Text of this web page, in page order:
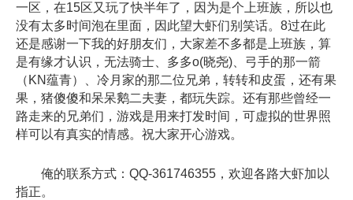
一区，在15区又玩了快半年了，因为是个上班族，所以也
没有太多时间泡在里面，因此望大虾们别笑话。8过在此
还是感谢一下我的好朋友们，大家差不多都是上班族，算
是有缘才认识，无法骑士、多多o(晓尧)、弓手的那一箭
（KN蕴青）、冷月家的那二位兄弟，转转和皮蛋，还有果
果，猪傻傻和呆呆鹅二夫妻，都玩失踪。还有那些曾经一
路走来的兄弟们，游戏是用来打发时间，可虚拟的世界照
样可以有真实的情感。祝大家开心游戏。
俺的联系方式：QQ-361746355，欢迎各路大虾加以
指正。